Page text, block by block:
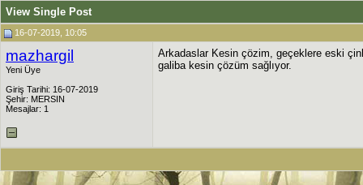
View Single Post
16-07-2019, 10:05
mazhargil
Yeni Üye
Giriş Tarihi: 16-07-2019
Şehir: MERSIN
Mesajlar: 1
Arkadaslar Kesin çözim, geçeklere eski
galiba kesin çözüm sağlıyor.